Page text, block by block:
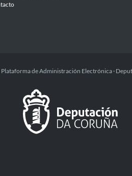
de Administración Electrónica ·